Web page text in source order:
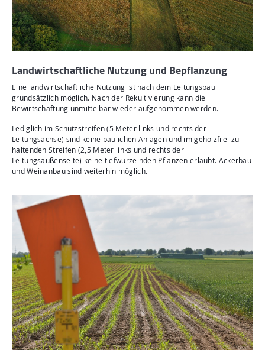
Landwirtschaftliche Nutzung und Bepflanzung
Eine landwirtschaftliche Nutzung ist nach dem Leitungsbau
grundsätzlich möglich. Nach der Rekultivierung kann die
Bewirtschaftung unmittelbar wieder aufgenommen werden.
Lediglich im Schutzstreifen (5 Meter links und rechts der
Leitungsachse) sind keine baulichen Anlagen und im gehölzfrei zu
haltenden Streifen (2,5 Meter links und rechts der
Leitungsaußenseite) keine tiefwurzelnden Pflanzen erlaubt. Ackerbau
und Weinanbau sind weiterhin möglich.